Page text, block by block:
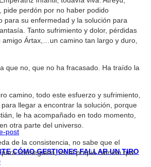
pide perdón por no haber podido
para su enfermedad y la solución para
Tanto sufrimiento y dolor, pérdidas
amigo Ártax,…un camino tan largo y duro,
que no, que no ha fracasado. Ha traído la
camino, todo este esfuerzo y sufrimiento,
llegar a encontrar la solución, porque
le ha acompañado en todo momento,
otra parte del universo.
de la consistencia, no sabe que el
conseguirla, es el propio camino que
post
CÓMO GESTIONES FALLAR UN TIRO